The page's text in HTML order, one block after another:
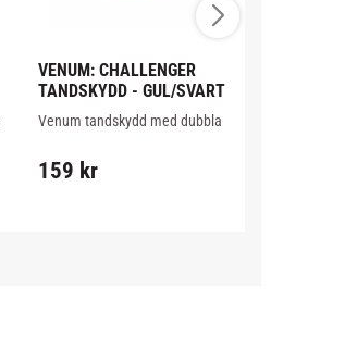
VENUM: CHALLENGER
TANDSKYDD - GUL/SVART
Venum tandskydd med dubbla
mönster för att bättre
159 kr